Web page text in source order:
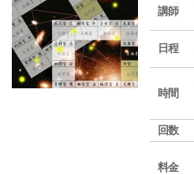
講師
日程
時間
回数
料金